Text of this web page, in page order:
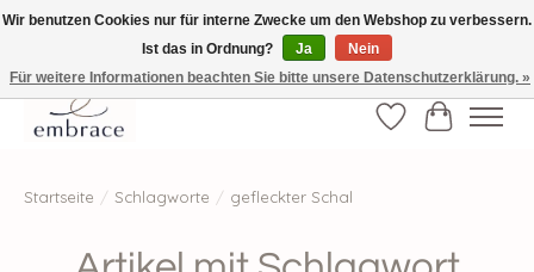
√ Versandkostenfrei ab € 40-, √ Made with Love and Happiness √Exklusiv und
nur hier im Onlineshop √high-quality & long-lasting fashion
Wunschzettel
Ihr
Startseite / Schlagworte / gefleckter Schal
Wir benutzen Cookies nur für interne Zwecke um den Webshop zu verbessern.
Ist das in Ordnung?
Ja
Nein
Für weitere Informationen beachten Sie bitte unsere Datenschutzerklärung. »